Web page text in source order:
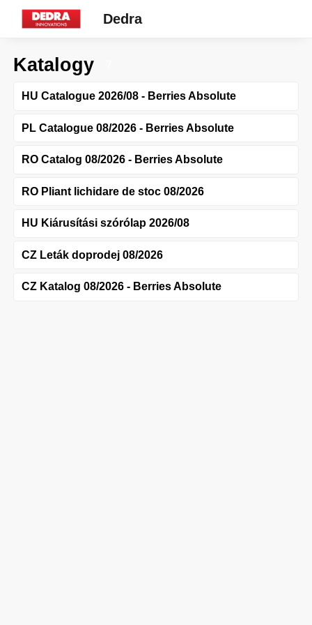
Dedra
Katalogy
HU Catalogue 2026/08 - Berries Absolute
PL Catalogue 08/2026 - Berries Absolute
RO Catalog 08/2026 - Berries Absolute
RO Pliant lichidare de stoc 08/2026
HU Kiárusítási szórólap 2026/08
CZ Leták doprodej 08/2026
CZ Katalog 08/2026 - Berries Absolute